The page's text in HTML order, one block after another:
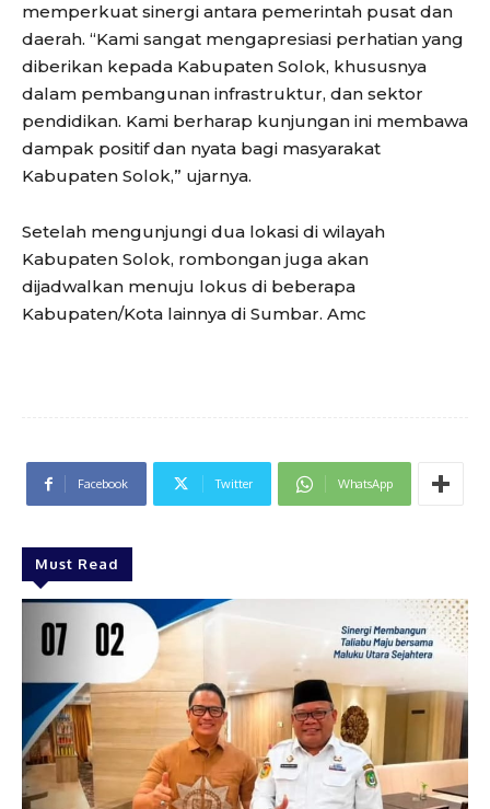
memperkuat sinergi antara pemerintah pusat dan
daerah. “Kami sangat mengapresiasi perhatian yang
diberikan kepada Kabupaten Solok, khususnya
dalam pembangunan infrastruktur, dan sektor
pendidikan. Kami berharap kunjungan ini membawa
dampak positif dan nyata bagi masyarakat
Kabupaten Solok,” ujarnya.
Setelah mengunjungi dua lokasi di wilayah
Kabupaten Solok, rombongan juga akan
dijadwalkan menuju lokus di beberapa
Kabupaten/Kota lainnya di Sumbar. Amc
Facebook Twitter WhatsApp
Must Read